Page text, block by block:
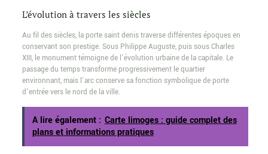
L’évolution à travers les siècles
Au fil des siècles, la porte saint denis traverse différentes époques en
conservant son prestige. Sous Philippe Auguste, puis sous Charles
XIII, le monument témoigne de l’évolution urbaine de la capitale. Le
passage du temps transforme progressivement le quartier
environnant, mais l’arc conserve sa fonction symbolique de porte
d’entrée vers le nord de la ville.
A lire également : Carte limoges : guide complet des
plans et informations pratiques